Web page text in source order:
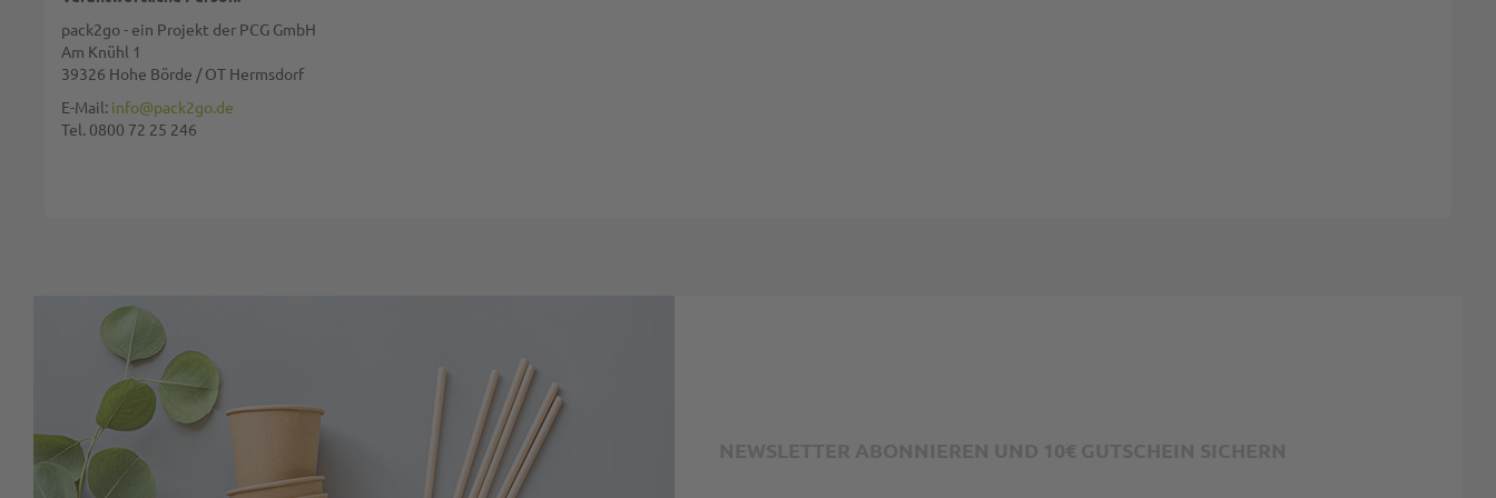
pack2go - ein Projekt der PCG GmbH
Am Knühl 1
39326 Hohe Börde / OT Hermsdorf
E-Mail: info@pack2go.de
Tel. 0800 72 25 246